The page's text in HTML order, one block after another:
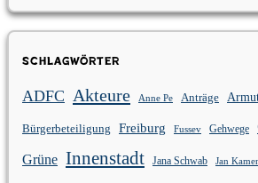
Schlagwörter
ADFC Akteure Anne Pe Anträge
Bürgerbeteiligung Freiburg Fussev Gehwege
Grüne Innenstadt Jana Schwab Jan